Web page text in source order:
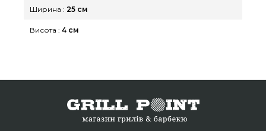
Ширина : 25 см
Висота : 4 см